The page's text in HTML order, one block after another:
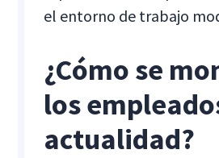
el entorno de trabajo
¿Cómo se
los
actualidad?